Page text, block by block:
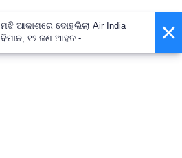
×
ମଝି ଆକାଶରେ ଦୋହଲିଲା Air India
ବିମାନ, ୧୨ ଜଣ ଆହତ -